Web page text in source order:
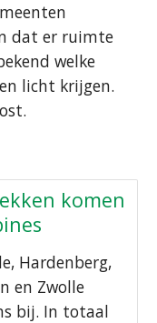
dat er ruimte
welke
licht krijgen.
komen
Hardenberg,
en Zwolle
bij. In totaal